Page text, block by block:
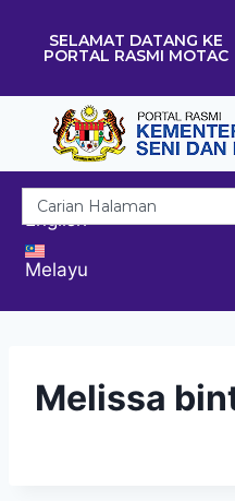
SELAMAT DATANG KE
PORTAL RASMI MOTAC
English
Melayu
Melissa